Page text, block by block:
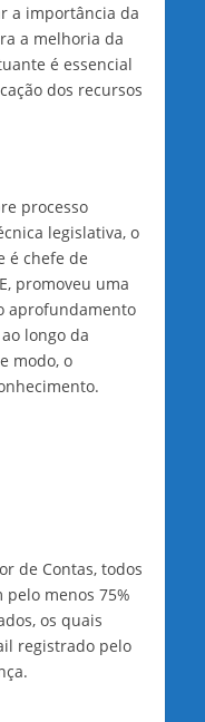
a importância da
a melhoria da
é essencial
dos recursos
processo
legislativa, o
é chefe de
promoveu uma
aprofundamento
longo da
modo, o
de Contas, todos
menos 75%
os quais
registrado pelo